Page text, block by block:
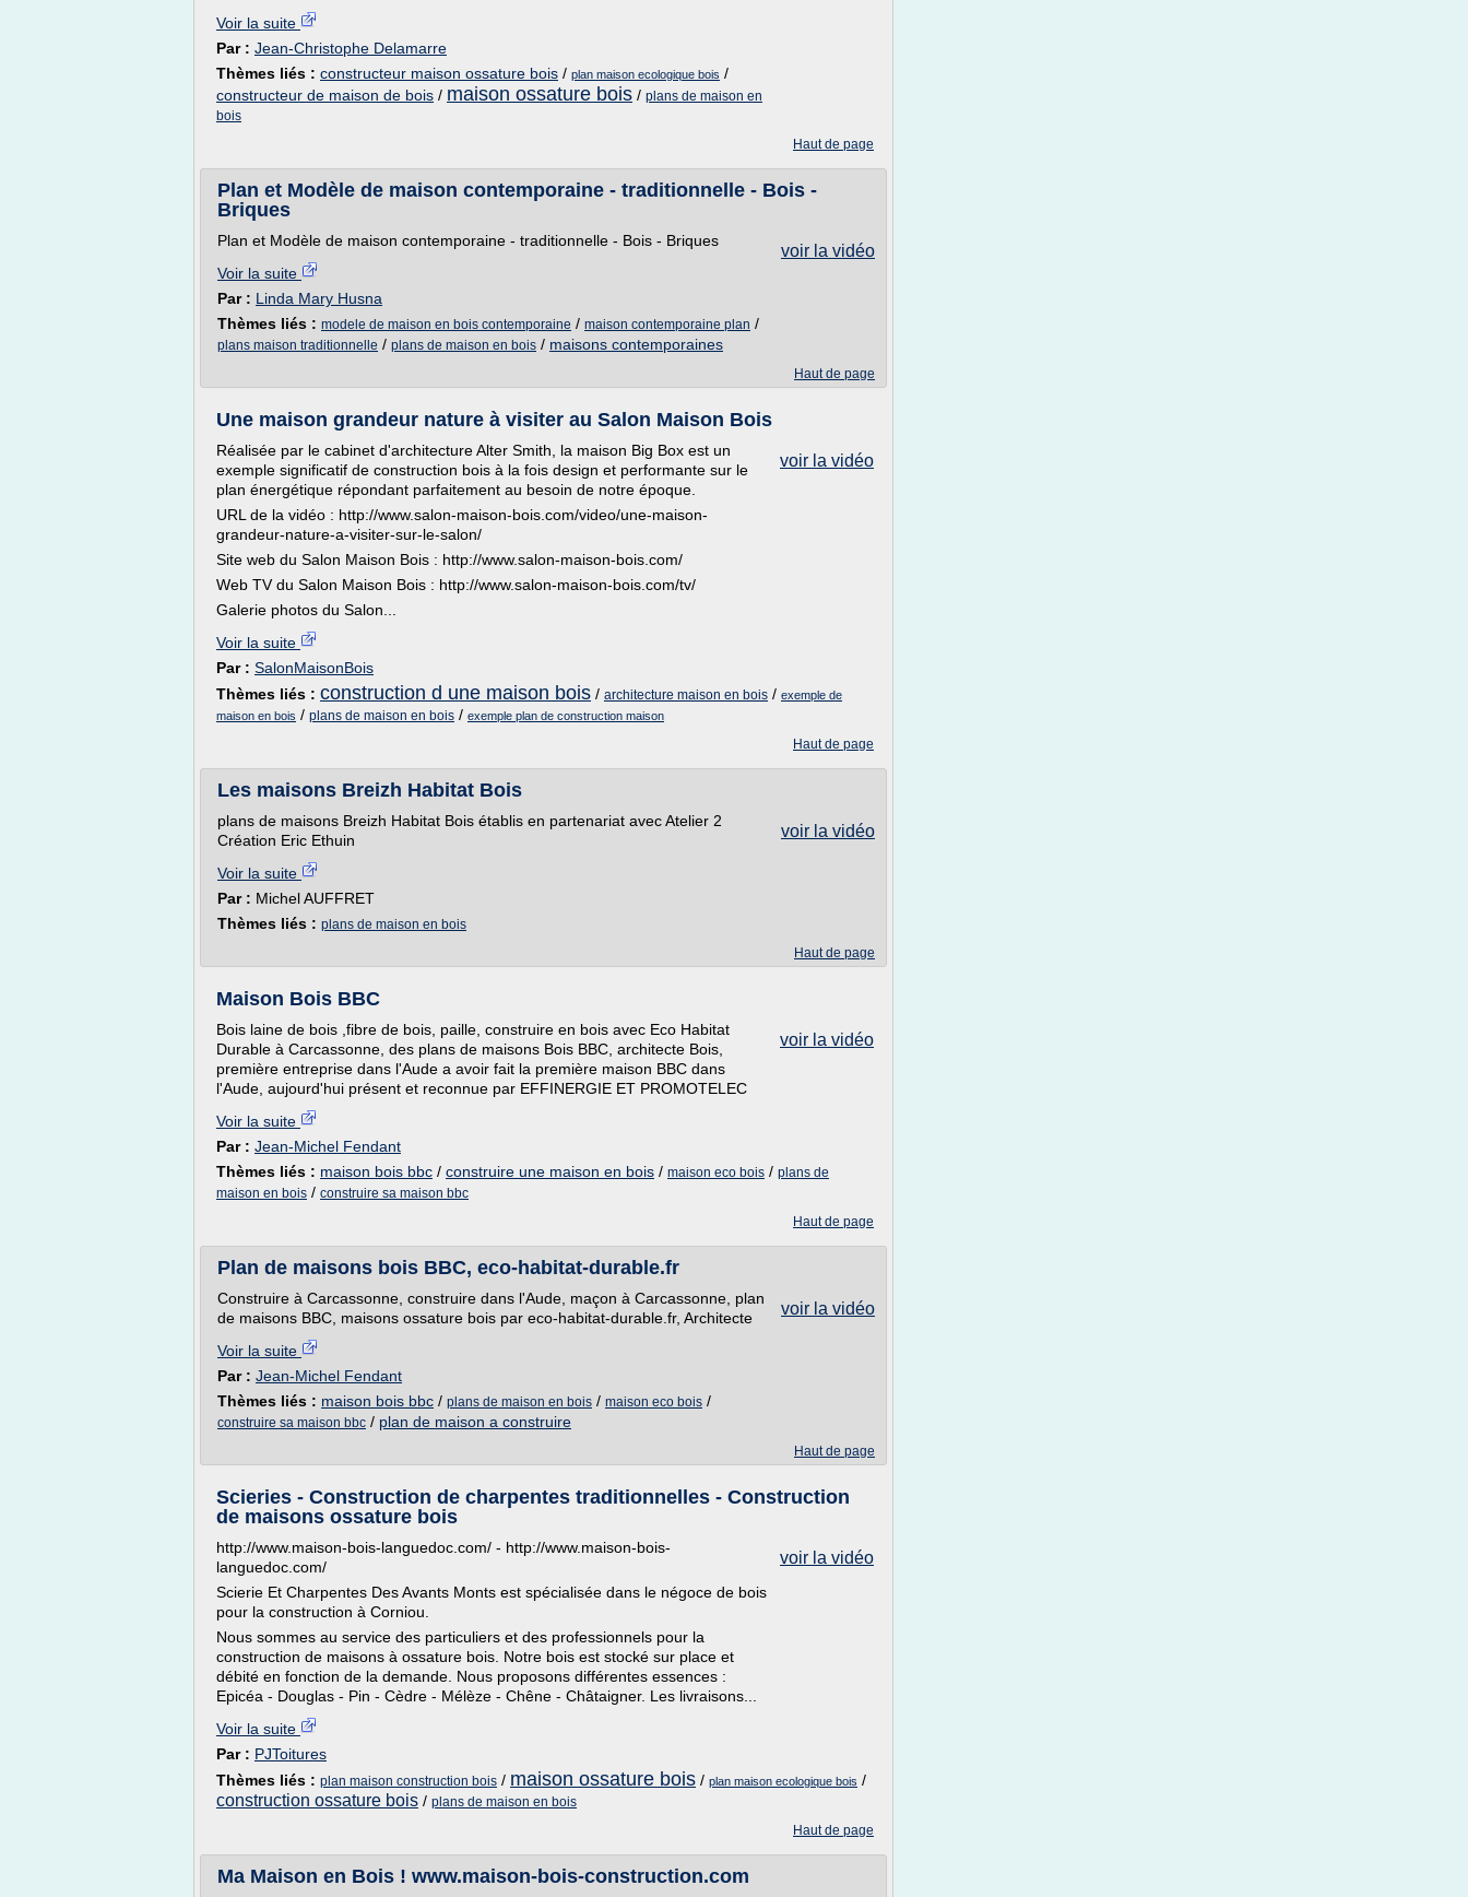
Voir la suite
Par : Jean-Christophe Delamarre
Thèmes liés : constructeur maison ossature bois / plan maison ecologique bois /
constructeur de maison de bois / maison ossature bois / plans de maison en
bois
Haut de page
Plan et Modèle de maison contemporaine - traditionnelle - Bois -
Briques
voir la vidéo
Plan et Modèle de maison contemporaine - traditionnelle - Bois - Briques
Voir la suite
Par : Linda Mary Husna
Thèmes liés : modele de maison en bois contemporaine / maison contemporaine plan /
plans maison traditionnelle / plans de maison en bois / maisons contemporaines
Haut de page
Une maison grandeur nature à visiter au Salon Maison Bois
voir la vidéo
Réalisée par le cabinet d'architecture Alter Smith, la maison Big Box est un
exemple significatif de construction bois à la fois design et performante sur le
plan énergétique répondant parfaitement au besoin de notre époque.
URL de la vidéo : http://www.salon-maison-bois.com/video/une-maison-
grandeur-nature-a-visiter-sur-le-salon/
Site web du Salon Maison Bois : http://www.salon-maison-bois.com/
Web TV du Salon Maison Bois : http://www.salon-maison-bois.com/tv/
Galerie photos du Salon...
Voir la suite
Par : SalonMaisonBois
Thèmes liés : construction d une maison bois / architecture maison en bois / exemple de
maison en bois / plans de maison en bois / exemple plan de construction maison
Haut de page
Les maisons Breizh Habitat Bois
voir la vidéo
plans de maisons Breizh Habitat Bois établis en partenariat avec Atelier 2
Création Eric Ethuin
Voir la suite
Par : Michel AUFFRET
Thèmes liés : plans de maison en bois
Haut de page
Maison Bois BBC
voir la vidéo
Bois laine de bois ,fibre de bois, paille, construire en bois avec Eco Habitat
Durable à Carcassonne, des plans de maisons Bois BBC, architecte Bois,
première entreprise dans l'Aude a avoir fait la première maison BBC dans
l'Aude, aujourd'hui présent et reconnue par EFFINERGIE ET PROMOTELEC
Voir la suite
Par : Jean-Michel Fendant
Thèmes liés : maison bois bbc / construire une maison en bois / maison eco bois / plans de
maison en bois / construire sa maison bbc
Haut de page
Plan de maisons bois BBC, eco-habitat-durable.fr
voir la vidéo
Construire à Carcassonne, construire dans l'Aude, maçon à Carcassonne, plan
de maisons BBC, maisons ossature bois par eco-habitat-durable.fr, Architecte
Voir la suite
Par : Jean-Michel Fendant
Thèmes liés : maison bois bbc / plans de maison en bois / maison eco bois /
construire sa maison bbc / plan de maison a construire
Haut de page
Scieries - Construction de charpentes traditionnelles - Construction
de maisons ossature bois
voir la vidéo
http://www.maison-bois-languedoc.com/ - http://www.maison-bois-
languedoc.com/
Scierie Et Charpentes Des Avants Monts est spécialisée dans le négoce de bois
pour la construction à Corniou.
Nous sommes au service des particuliers et des professionnels pour la
construction de maisons à ossature bois. Notre bois est stocké sur place et
débité en fonction de la demande. Nous proposons différentes essences :
Epicéa - Douglas - Pin - Cèdre - Mélèze - Chêne - Châtaigner. Les livraisons...
Voir la suite
Par : PJToitures
Thèmes liés : plan maison construction bois / maison ossature bois / plan maison ecologique bois /
construction ossature bois / plans de maison en bois
Haut de page
Ma Maison en Bois ! www.maison-bois-construction.com